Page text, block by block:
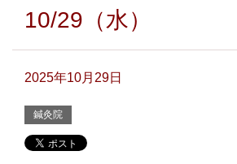
10/29（水）
2025年10月29日
鍼灸院